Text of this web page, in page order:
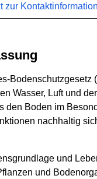
zur
Bodenschutzgesetz
Wasser, Luft und
den Boden im
nachhaltig
und
und